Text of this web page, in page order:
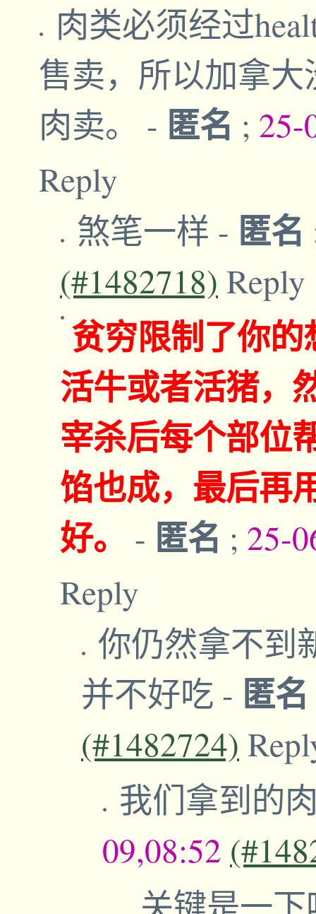
肉类必须经过
售卖，所以加拿
肉卖。 - 匿名 ; 25-
Reply
煞笔一样 - 匿名
(#1482718) Reply
贫穷限制了你
活牛或者活猪，
宰杀后每个部位
馅也成，最后再
好。
- 匿名 ; 25-
Reply
你仍然拿不到
并不好吃 - 匿名
(#1482724)
我们拿到的
09,08:52